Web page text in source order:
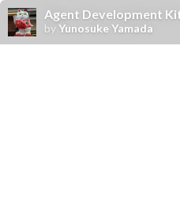
Agent Development
byYunosuke Yamada